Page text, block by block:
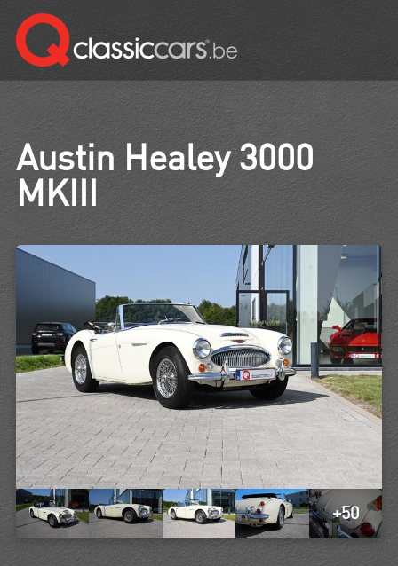
Austin Healey 3000
MKIII
+50